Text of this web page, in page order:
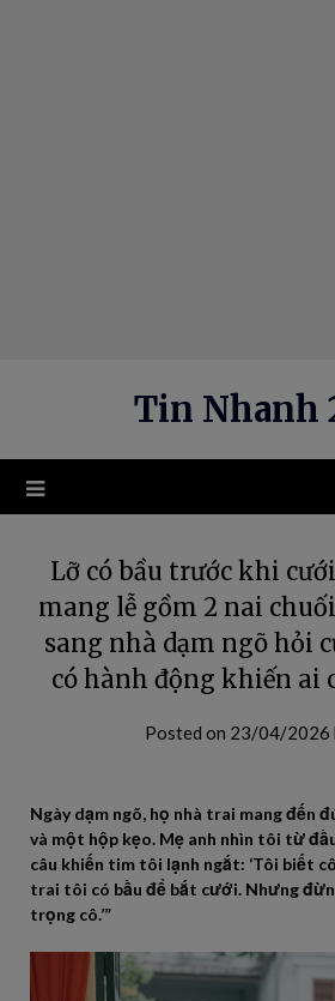
Tin Nhanh
Lỡ có bầu trước khi
mang lễ gồm 2 nai
sang nhà dạm ngõ hỏi
có hành động khiến ai
Posted on 23/04/2026
Ngày dạm ngõ, họ nhà trai mang đến
và một hộp kẹo. Mẹ anh nhìn tôi từ
câu khiến tim tôi lạnh ngắt: ‘Tôi biết
trai tôi có bầu để bắt cưới. Nhưng
trọng cô.’”